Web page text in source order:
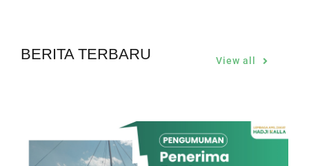
BERITA TERBARU View all